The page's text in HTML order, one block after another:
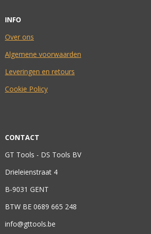
INFO
Over ons
Algemene voorwaarden
Leveringen en retours
Cookie Policy
CONTACT
GT Tools - DS Tools BV
Drieleienstraat 4
B-9031 GENT
BTW BE 0689 665 248
info@gttools.be